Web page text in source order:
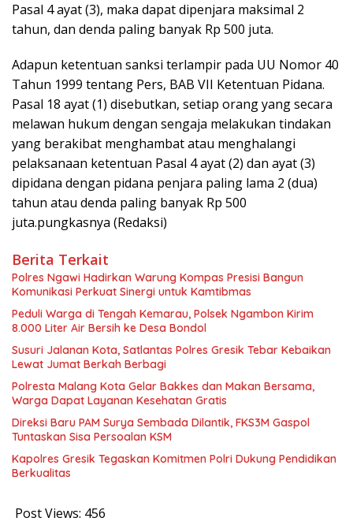
Pasal 4 ayat (3), maka dapat dipenjara maksimal 2
tahun, dan denda paling banyak Rp 500 juta.
Adapun ketentuan sanksi terlampir pada UU Nomor 40
Tahun 1999 tentang Pers, BAB VII Ketentuan Pidana.
Pasal 18 ayat (1) disebutkan, setiap orang yang secara
melawan hukum dengan sengaja melakukan tindakan
yang berakibat menghambat atau menghalangi
pelaksanaan ketentuan Pasal 4 ayat (2) dan ayat (3)
dipidana dengan pidana penjara paling lama 2 (dua)
tahun atau denda paling banyak Rp 500
juta.pungkasnya (Redaksi)
Berita Terkait
Polres Ngawi Hadirkan Warung Kompas Presisi Bangun
Komunikasi Perkuat Sinergi untuk Kamtibmas
Peduli Warga di Tengah Kemarau, Polsek Ngambon Kirim
8.000 Liter Air Bersih ke Desa Bondol
Susuri Jalanan Kota, Satlantas Polres Gresik Tebar Kebaikan
Lewat Jumat Berkah Berbagi
Polresta Malang Kota Gelar Bakkes dan Makan Bersama,
Warga Dapat Layanan Kesehatan Gratis
Direksi Baru PAM Surya Sembada Dilantik, FKS3M Gaspol
Tuntaskan Sisa Persoalan KSM
Kapolres Gresik Tegaskan Komitmen Polri Dukung Pendidikan
Berkualitas
Post Views: 456